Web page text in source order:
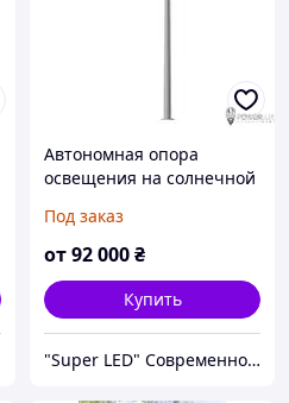
Автономная опора
освещения на солнечной
Под заказ
от92 000₴
Купить
"Super LED" Современное Освещение, Уличные Гирлянды